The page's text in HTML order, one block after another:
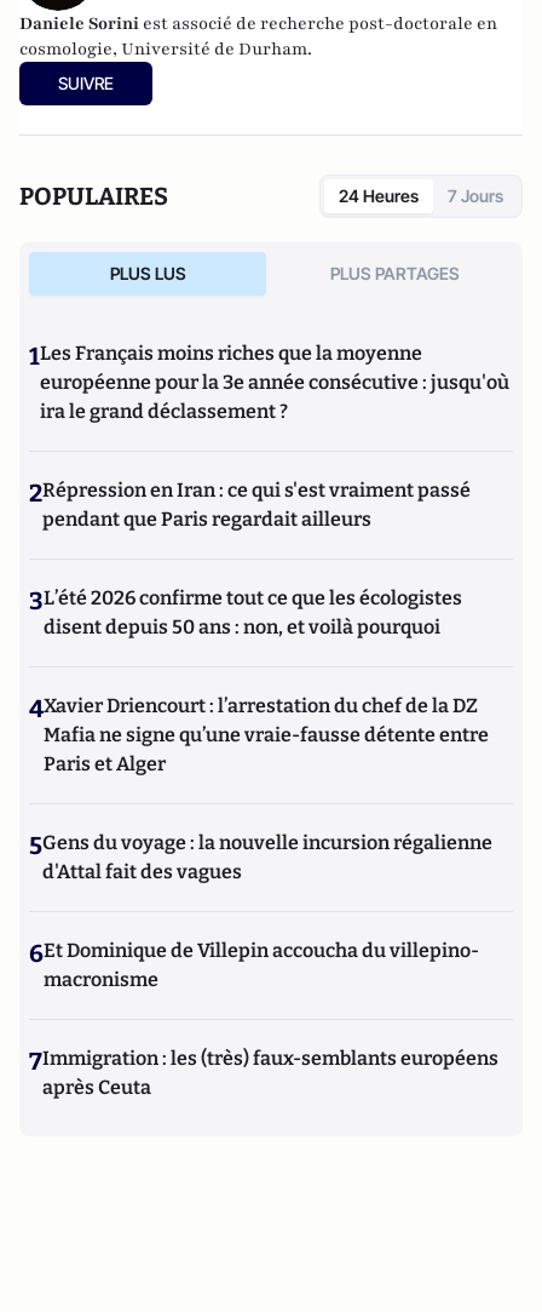
Daniele Sorini est associé de recherche post-doctorale en
cosmologie, Université de Durham.
SUIVRE
POPULAIRES 24 Heures 7 Jours
PLUS LUS PLUS PARTAGES
1Les Français moins riches que la moyenne
européenne pour la 3e année consécutive : jusqu'où
ira le grand déclassement ?
2Répression en Iran : ce qui s'est vraiment passé
pendant que Paris regardait ailleurs
3L’été 2026 confirme tout ce que les écologistes
disent depuis 50 ans : non, et voilà pourquoi
4Xavier Driencourt : l’arrestation du chef de la DZ
Mafia ne signe qu’une vraie-fausse détente entre
Paris et Alger
5Gens du voyage : la nouvelle incursion régalienne
d'Attal fait des vagues
6Et Dominique de Villepin accoucha du villepino-
macronisme
7Immigration : les (très) faux-semblants européens
après Ceuta